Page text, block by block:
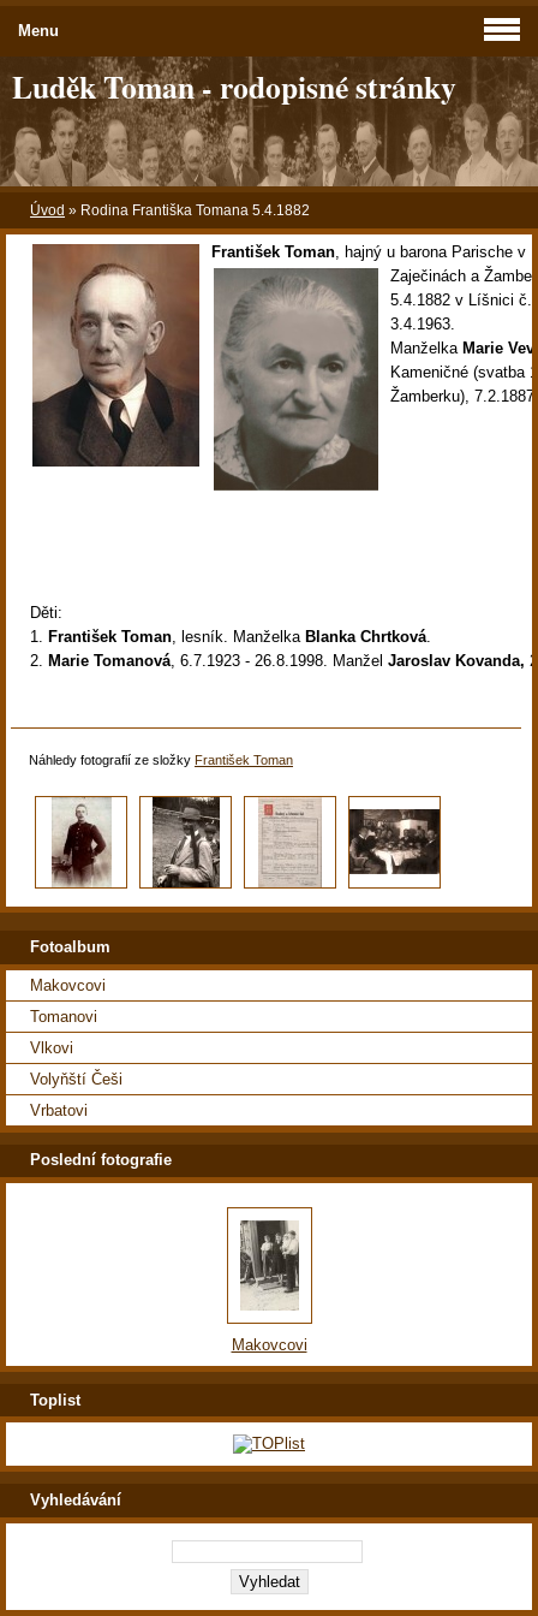
Luděk Toman - rodopisné stránky
Úvod » Rodina Františka Tomana 5.4.1882
František Toman, hajný u barona Parische v
Zaječinách a
5.4.1882 v Líšnici
3.4.1963.
Manželka Marie
Kameničné (svatba
Žamberku),
Děti:
1. František Toman, lesník. Manželka Blanka Chrtková.
2. Marie Tomanová, 6.7.1923 - 26.8.1998. Manžel Jaroslav Kovanda,
Náhledy fotografií ze složky František Toman
Menu
Fotoalbum
Makovcovi
Tomanovi
Vlkovi
Volyňští Češi
Vrbatovi
Poslední fotografie
Makovcovi
Toplist
Vyhledávání